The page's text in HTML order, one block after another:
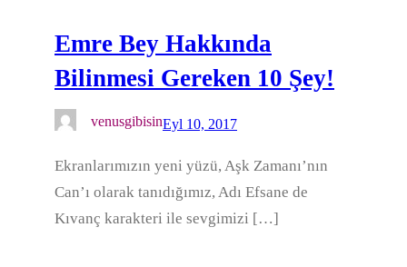
Emre Bey Hakkında
Bilinmesi Gereken 10 Şey!
venusgibisinEyl 10, 2017
Ekranlarımızın yeni yüzü, Aşk Zamanı’nın
Can’ı olarak tanıdığımız, Adı Efsane de
Kıvanç karakteri ile sevgimizi […]